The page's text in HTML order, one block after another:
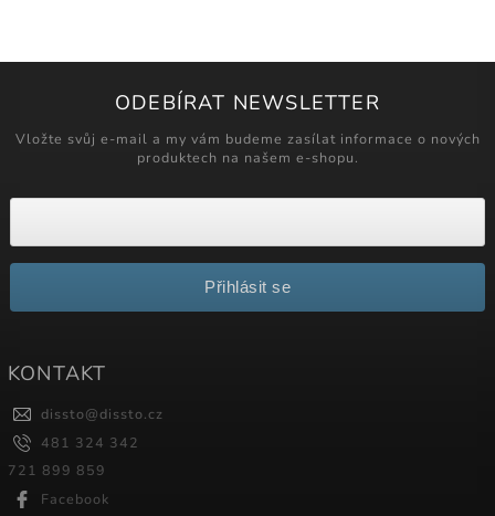
ODEBÍRAT NEWSLETTER
Vložte svůj e-mail a my vám budeme zasílat informace o nových
produktech na našem e-shopu.
Přihlásit se
KONTAKT
dissto@dissto.cz
481 324 342
721 899 859
Facebook